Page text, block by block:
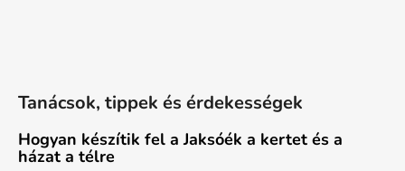
Tanácsok, tippek és érdekességek
Hogyan készítik fel a Jaksóék a kertet és a
házat a télre